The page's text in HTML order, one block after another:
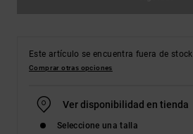
Este artículo se encuentra fuera de stock.
Comprar otras opciones
Ver disponibilidad en tienda
Seleccione una talla